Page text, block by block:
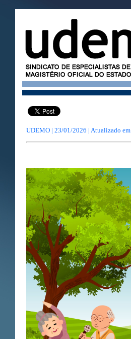
UDEMO | 23/01/2026 | Atualizado em